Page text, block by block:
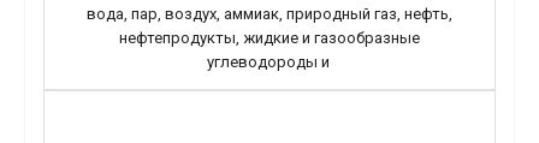
вода, пар, воздух, аммиак, природный газ, нефть,
нефтепродукты, жидкие и газообразные
углеводороды и